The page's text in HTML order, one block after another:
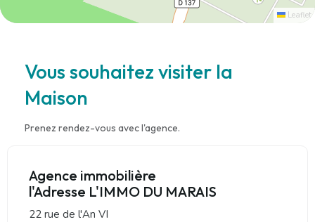
Leaflet
Vous souhaitez visiter la
Maison
Prenez rendez-vous avec l'agence.
Agence immobilière
l'Adresse L'IMMO DU MARAIS
22 rue de l'An VI